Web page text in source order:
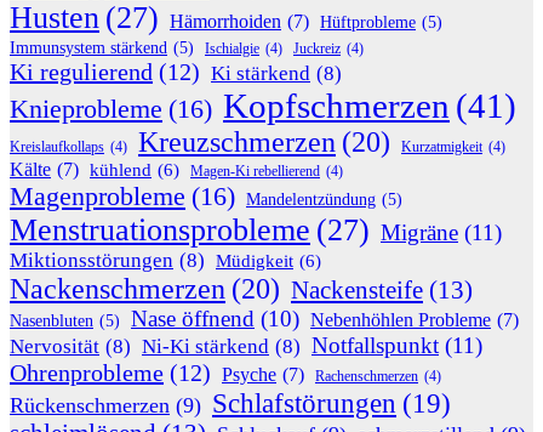
Husten (27) Hämorrhoiden (7) Hüftprobleme (5)
Immunsystem stärkend (5) Ischialgie (4) Juckreiz (4)
Ki regulierend (12) Ki stärkend (8)
Knieprobleme (16) Kopfschmerzen (41)
Kreislaufkollaps (4) Kreuzschmerzen (20) Kurzatmigkeit (4)
Kälte (7) kühlend (6) Magen-Ki rebellierend (4)
Magenprobleme (16) Mandelentzündung (5)
Menstruationsprobleme (27) Migräne (11)
Miktionsstörungen (8) Müdigkeit (6)
Nackenschmerzen (20) Nackensteife (13)
Nasenbluten (5) Nase öffnend (10) Nebenhöhlen Probleme (7)
Nervosität (8) Ni-Ki stärkend (8) Notfallspunkt (11)
Ohrenprobleme (12) Psyche (7) Rachenschmerzen (4)
Rückenschmerzen (9) Schlafstörungen (19)